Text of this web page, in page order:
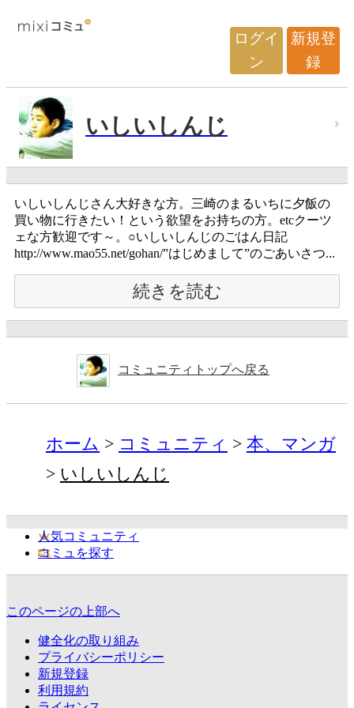
ログイ
ン
新規登
録
いしいしんじ
いしいしんじさん大好きな方。三崎のまるいちに夕飯の
買い物に行きたい！という欲望をお持ちの方。etcクーツ
ェな方歓迎です～。○いしいしんじのごはん日記
http://www.mao55.net/gohan/”はじめまして”のごあいさつ...
続きを読む
コミュニティトップへ戻る
ホーム コミュニティ
本、マンガ
いしいしんじ
人気コミュニティ
コミュを探す
このページの上部へ
健全化の取り組み
プライバシーポリシー
新規登録
利用規約